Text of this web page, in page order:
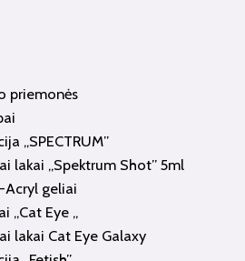
priemonės
„SPECTRUM”
lakai „Spektrum Shot” 5ml
Acryl geliai
„Cat Eye „
lakai Cat Eye Galaxy